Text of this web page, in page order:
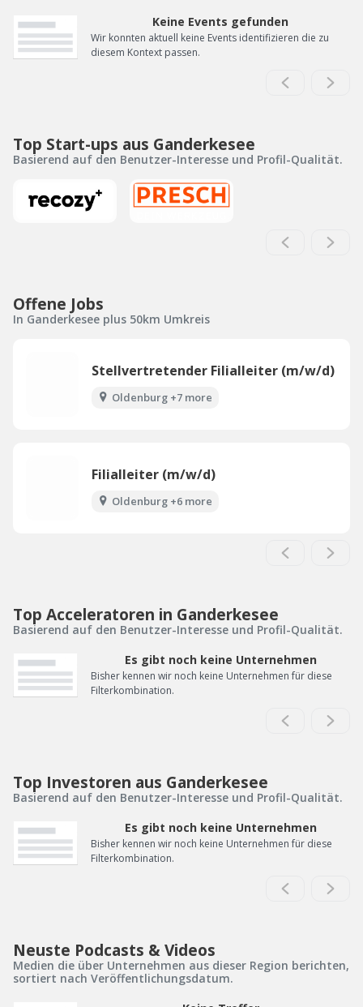
Keine Events gefunden
Wir konnten aktuell keine Events identifizieren die zu
diesem Kontext passen.
Top Start-ups aus Ganderkesee
Basierend auf den Benutzer-Interesse und Profil-Qualität.
Offene Jobs
In Ganderkesee plus 50km Umkreis
Stellvertretender Filialleiter (m/w/d)
Oldenburg +7 more
Filialleiter (m/w/d)
Oldenburg +6 more
Top Acceleratoren in Ganderkesee
Basierend auf den Benutzer-Interesse und Profil-Qualität.
Es gibt noch keine Unternehmen
Bisher kennen wir noch keine Unternehmen für diese
Filterkombination.
Top Investoren aus Ganderkesee
Basierend auf den Benutzer-Interesse und Profil-Qualität.
Es gibt noch keine Unternehmen
Bisher kennen wir noch keine Unternehmen für diese
Filterkombination.
Neuste Podcasts & Videos
Medien die über Unternehmen aus dieser Region berichten,
sortiert nach Veröffentlichungsdatum.